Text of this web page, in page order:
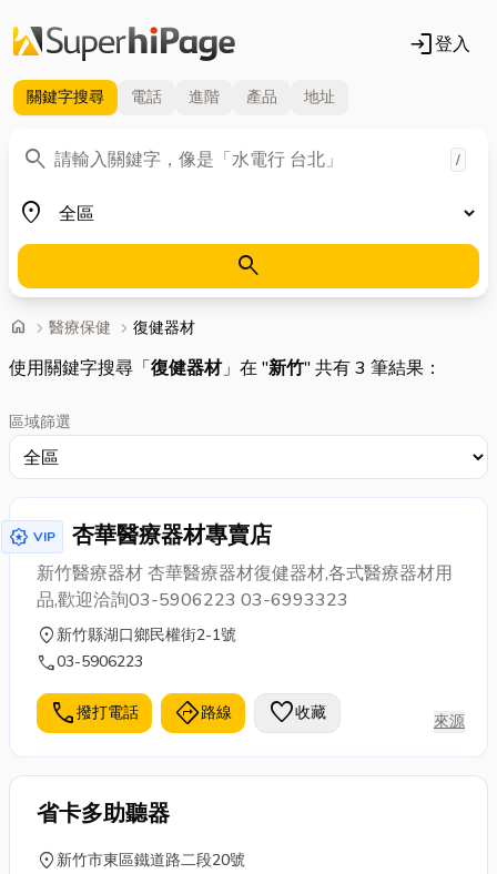
login登入
關鍵字搜尋 電話 進階 產品 地址
search
關鍵字 /
place
地區
search
home 首頁
chevron_right 醫療保健 chevron_right 復健器材
使用關鍵字搜尋「復健器材」在 "新竹" 共有 3 筆結果：
區域篩選
award_star VIP 杏華醫療器材專賣店
新竹醫療器材 杏華醫療器材復健器材,各式醫療器材用
品,歡迎洽詢03-5906223 03-6993323
location_on新竹縣湖口鄉民權街2-1號
call03-5906223
call撥打電話 directions路線 favorite收藏 來源
省卡多助聽器
location_on新竹市東區鐵道路二段20號